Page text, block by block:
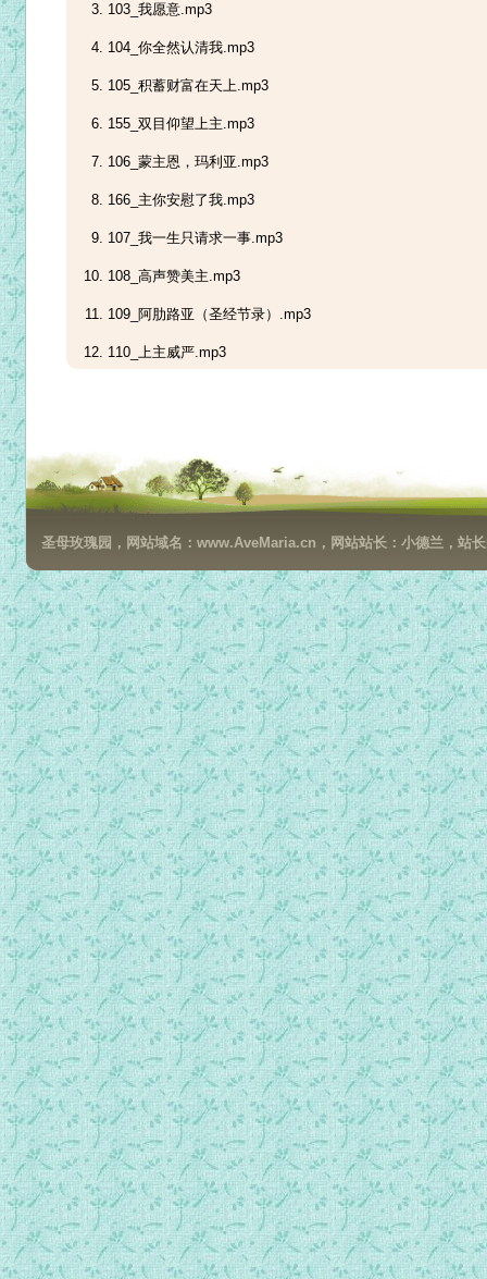
103_我愿意.mp3
104_你全然认清我.mp3
105_积蓄财富在天上.mp3
155_双目仰望上主.mp3
106_蒙主恩，玛利亚.mp3
166_主你安慰了我.mp3
107_我一生只请求一事.mp3
108_高声赞美主.mp3
109_阿肋路亚（圣经节录）.mp3
110_上主威严.mp3
112_上主是战士.mp3
113_圣神的奇能.mp3
114_我们是永生天主的仆人.mp3
115_虽已年老，仍然结果.mp3
116_坐在主的脚前.mp3
117_主洁净我.mp3
118_群山围绕.mp3
119_有主多美好.mp3
120_我的耶稣、我的救主、我的默西亚.mp3
121_居住在诸天上的大主.mp3
122_举心向上仰望主.mp3
123_渴慕我主.mp3
124_向你把心举起.mp3
125_仆人的眼目.mp3
126_高举你的名.mp3
127_你是.mp3
128_主耶稣!我深爱你!.mp3
129_你来跟随我.mp3
130_主耶稣！你是我的救主.mp3
131_我是主的喜憨儿.mp3
132_舍弃一切跟随你.mp3
133_我要歌颂上主.mp3
圣母玫瑰园，网站域名：www.AveMaria.cn，网站站长：小德兰，